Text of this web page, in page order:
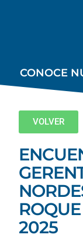
CONOCE
VOLVER
2025